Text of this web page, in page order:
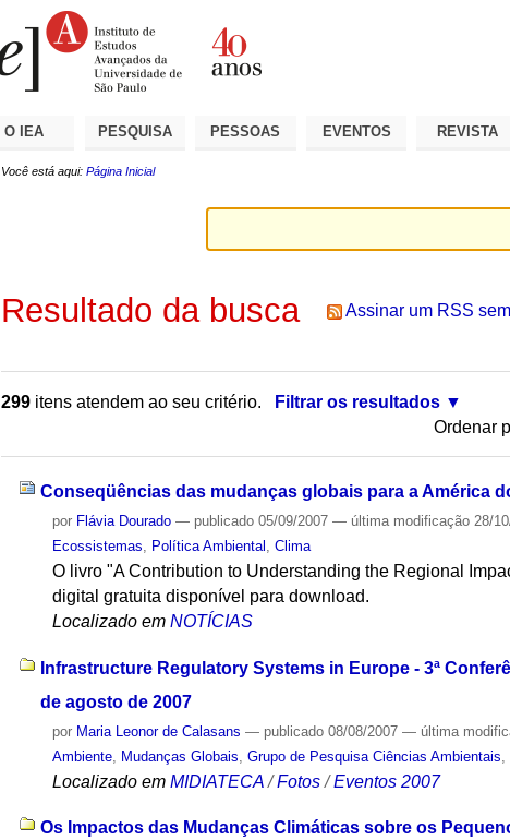
O IEA PESQUISA PESSOAS EVENTOS REVISTA
Você está aqui: Página Inicial
Resultado da busca Assinar um RSS
299 itens atendem ao seu critério.
Filtrar os resultados
Ordenar
Conseqüências das mudanças globais para a América
por Flávia Dourado — publicado 05/09/2007— última modificação 28/
Ecossistemas
Política Ambiental ,Clima
O livro "A Contribution to Understanding the Regional
digital gratuita disponível para download.
Localizado em NOTÍCIAS
Infrastructure Regulatory Systems in Europe - 3ª
de agosto de 2007
por Maria Leonor de Calasans — publicado 08/08/2007— última
Ambiente Mudanças Globais ,Grupo de Pesquisa Ciências Ambientais
Localizado em MIDIATECA /Fotos /Eventos 2007
Os Impactos das Mudanças Climáticas sobre os